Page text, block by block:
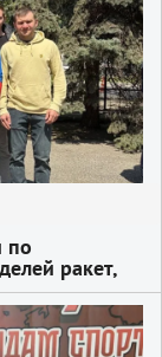
по
ракет,
выдающегося